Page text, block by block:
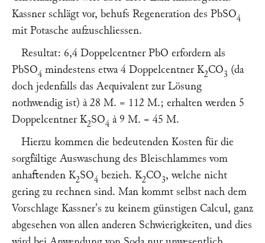
Kassnerschlägt vor, behufs Regeneration des PbSO4
mit Potasche aufzuschliessen.
Resultat: 6,4 Doppelcentner PbO erfordern als
PbSO4 mindestens etwa 4 Doppelcentner K2CO3 (da
doch jedenfalls das Aequivalent zur Lösung
nothwendig ist) à 28 M. = 112 M.; erhalten werden 5
Doppelcentner K2SO4 à 9 M. = 45 M.
Hierzu kommen die bedeutenden Kosten für die
sorgfältige Auswaschung des Bleischlammes vom
anhaftenden K2SO4 bezieh. K2CO3, welche nicht
gering zu rechnen sind. Man kommt selbst nach dem
Vorschlage Kassner's zu keinem günstigen Calcul, ganz
abgesehen von allen anderen Schwierigkeiten, und dies